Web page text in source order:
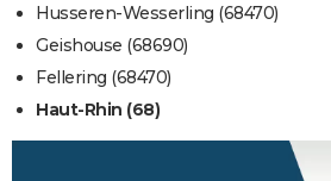
Husseren-Wesserling (68470)
Geishouse (68690)
Fellering (68470)
Haut-Rhin (68)